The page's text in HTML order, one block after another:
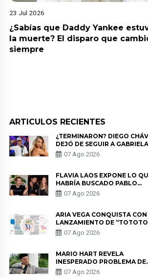
23 Jul 2026
¿Sabías que Daddy Yankee
la muerte? El disparo que
siempre
ARTICULOS RECIENTES
¿TERMINARON? DIEGO
DEJÓ DE SEGUIR A
HERRERA Y ANUNCIA SU
DE PÓDCAST
07 Ago 2026
FLAVIA LAOS EXPONE LO
HABRÍA BUSCADO PABLO
HEREDIA CON ALE FULLER:
DE LAS PARTES QUERÍA EL
07 Ago 2026
ARIA VEGA CONQUISTA CON
LANZAMIENTO DE
07 Ago 2026
MARIO HART REVELA
INESPERADO PROBLEMA DE
SALUD ANTES DE SEPARARSE
07 Ago 2026